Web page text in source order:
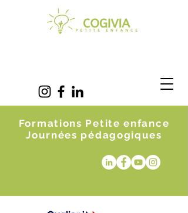
Formations Petite enfance
Journées pédagogiques